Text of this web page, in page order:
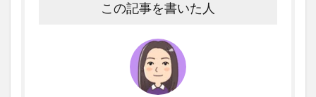
この記事を書いた人